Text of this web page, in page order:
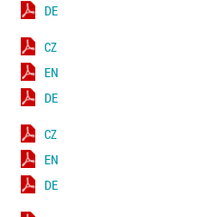
DE
CZ
EN
DE
CZ
EN
DE